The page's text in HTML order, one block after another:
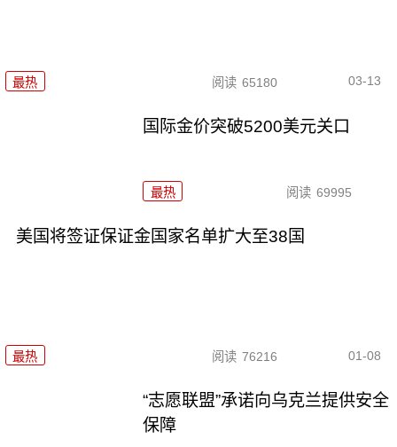
最热 阅读 65180 03-13
国际金价突破5200美元关口
最热 阅读 69995
美国将签证保证金国家名单扩大至38国
最热 阅读 76216 01-08
“志愿联盟”承诺向乌克兰提供安全
保障